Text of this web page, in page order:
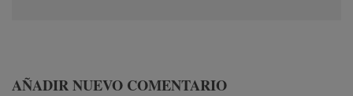
AÑADIR NUEVO COMENTARIO